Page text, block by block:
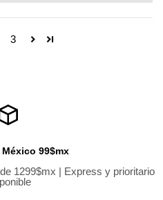
3
99$mx
1299$mx | Express y prioritario